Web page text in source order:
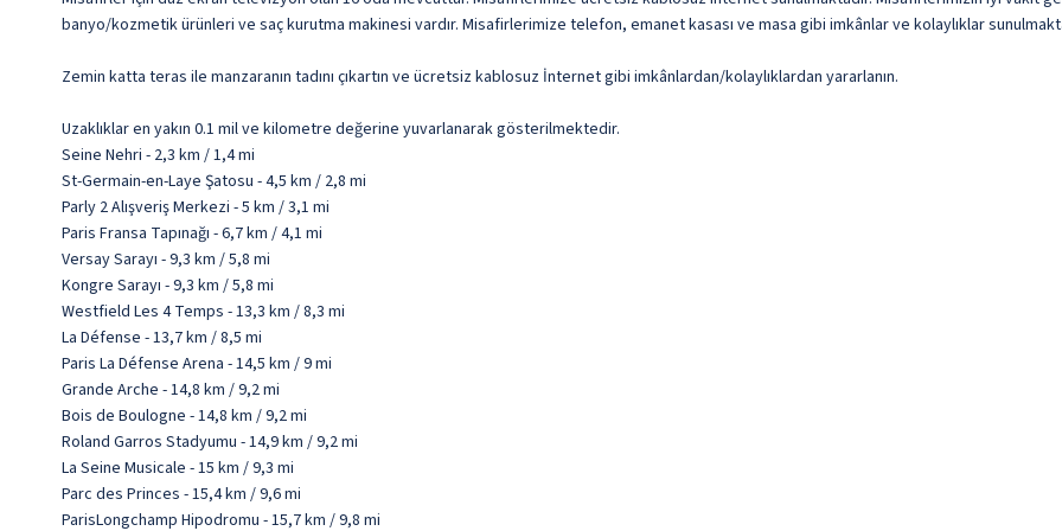
banyo/kozmetik ürünleri ve saç kurutma makinesi vardır. Misafirlerimize telefon, emanet kasası ve masa gibi imkânlar ve kolaylıklar
Zemin katta teras ile manzaranın tadını çıkartın ve ücretsiz kablosuz İnternet gibi imkânlardan/kolaylıklardan yararlanın.
Uzaklıklar en yakın 0.1 mil ve kilometre değerine yuvarlanarak gösterilmektedir.
Seine Nehri - 2,3 km / 1,4 mi
St-Germain-en-Laye Şatosu - 4,5 km / 2,8 mi
Parly 2 Alışveriş Merkezi - 5 km / 3,1 mi
Paris Fransa Tapınağı - 6,7 km / 4,1 mi
Versay Sarayı - 9,3 km / 5,8 mi
Kongre Sarayı - 9,3 km / 5,8 mi
Westfield Les 4 Temps - 13,3 km / 8,3 mi
La Défense - 13,7 km / 8,5 mi
Paris La Défense Arena - 14,5 km / 9 mi
Grande Arche - 14,8 km / 9,2 mi
Bois de Boulogne - 14,8 km / 9,2 mi
Roland Garros Stadyumu - 14,9 km / 9,2 mi
La Seine Musicale - 15 km / 9,3 mi
Parc des Princes - 15,4 km / 9,6 mi
ParisLongchamp Hipodromu - 15,7 km / 9,8 mi